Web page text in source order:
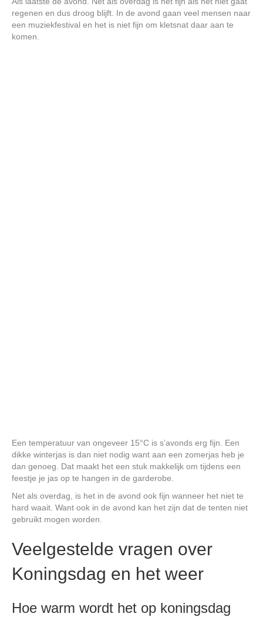
regenen en dus droog blijft. In de avond gaan veel mensen naar
een muziekfestival en het is niet fijn om kletsnat daar aan te
komen.
Een temperatuur van ongeveer 15°C is s’avonds erg fijn. Een
dikke winterjas is dan niet nodig want aan een zomerjas heb je
dan genoeg. Dat maakt het een stuk makkelijk om tijdens een
feestje je jas op te hangen in de garderobe.
Net als overdag, is het in de avond ook fijn wanneer het niet te
hard waait. Want ook in de avond kan het zijn dat de tenten niet
gebruikt mogen worden.
Veelgestelde vragen over
Koningsdag en het weer
Hoe warm wordt het op koningsdag